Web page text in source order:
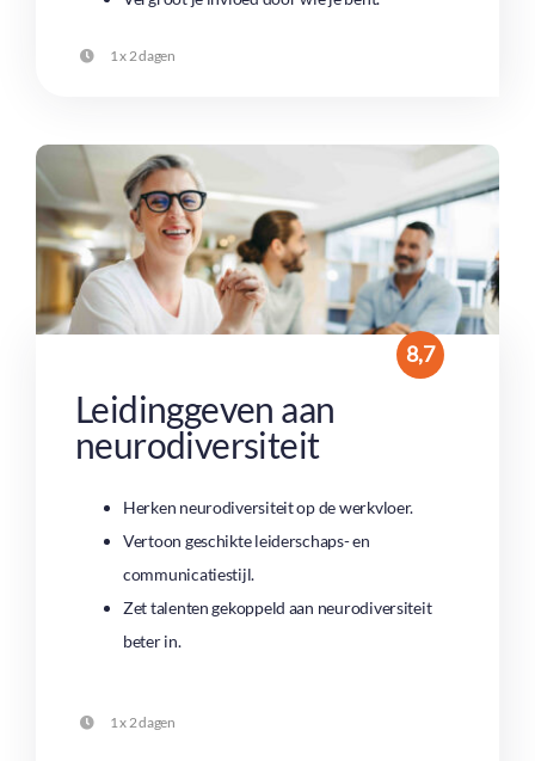
1 x 2 dagen
8,7
Leidinggeven aan
neurodiversiteit
Herken neurodiversiteit op de werkvloer.
Vertoon geschikte leiderschaps- en
communicatiestijl.
Zet talenten gekoppeld aan neurodiversiteit
beter in.
1 x 2 dagen